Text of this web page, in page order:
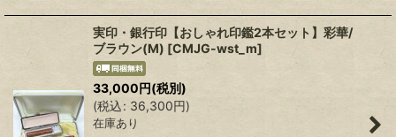
実印・銀行印【おしゃれ印鑑2本セット】彩華/
ブラウン(M) [CMJG-wst_m]
33,000円(税別)
(税込: 36,300円)
在庫あり